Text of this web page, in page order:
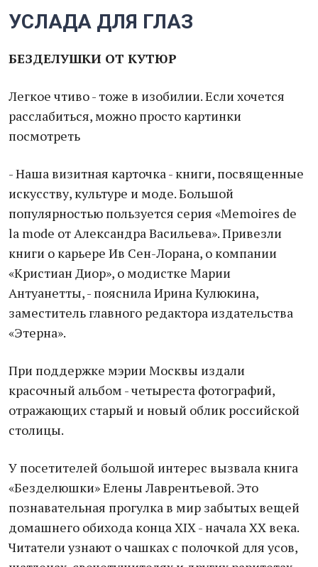
УСЛАДА ДЛЯ ГЛАЗ
БЕЗДЕЛУШКИ ОТ КУТЮР
Легкое чтиво - тоже в изобилии. Если хочется
расслабиться, можно просто картинки
посмотреть
- Наша визитная карточка - книги, посвященные
искусству, культуре и моде. Большой
популярностью пользуется серия «Memoires de
la mode от Александра Васильева». Привезли
книги о карьере Ив Сен-Лорана, о компании
«Кристиан Диор», о модистке Марии
Антуанетты, - пояснила Ирина Кулюкина,
заместитель главного редактора издательства
«Этерна».
При поддержке мэрии Москвы издали
красочный альбом - четыреста фотографий,
отражающих старый и новый облик российской
столицы.
У посетителей большой интерес вызвала книга
«Безделюшки» Елены Лаврентьевой. Это
познавательная прогулка в мир забытых вещей
домашнего обихода конца XIX - начала ХХ века.
Читатели узнают о чашках с полочкой для усов,